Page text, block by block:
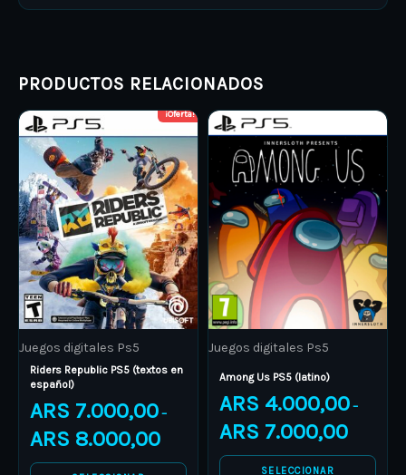
PRODUCTOS RELACIONADOS
¡Oferta!
Juegos digitales Ps5
Riders Republic PS5 (textos en
español)
ARS 7.000,00 –
ARS 8.000,00
Price
ARS 7.000,00
through
ARS 8.000,00
This
product
has
multiple
variants.
The
options
may
be
chosen
on
the
product
Juegos digitales Ps5
Among Us PS5 (latino)
ARS 4.000,00 –
ARS 7.000,00
range:
ARS
through
ARS
SELECCIONAR
This
product
has
multiple
variants.
The
options
may
be
chosen
on
the
product
page